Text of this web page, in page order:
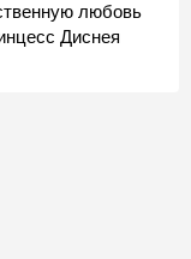
любовь
Диснея